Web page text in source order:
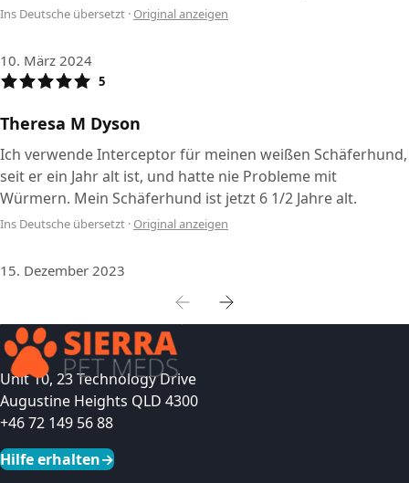
Ins Deutsche übersetzt · Original anzeigen
10. März 2024
5
Theresa M Dyson
Ich verwende Interceptor für meinen weißen Schäferhund,
seit er ein Jahr alt ist, und hatte nie Probleme mit
Würmern. Mein Schäferhund ist jetzt 6 1/2 Jahre alt.
Ins Deutsche übersetzt · Original anzeigen
15. Dezember 2023
Unit 10, 23 Technology Drive
Augustine Heights QLD 4300
+46 72 149 56 88
Hilfe erhalten→